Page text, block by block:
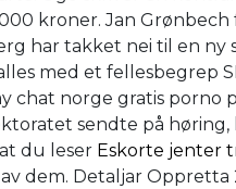
kroner. Jan
har takket nei til en ny
med et fellesbegrep
chat norge gratis
sendte på
du leser Eskorte jenter
dem. Detaljar